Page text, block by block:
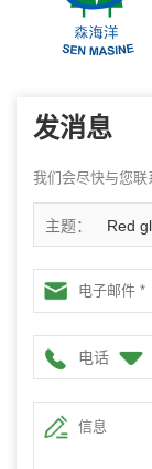
发消息
我们会尽快与您联
主题： Red
ornaments for
电话